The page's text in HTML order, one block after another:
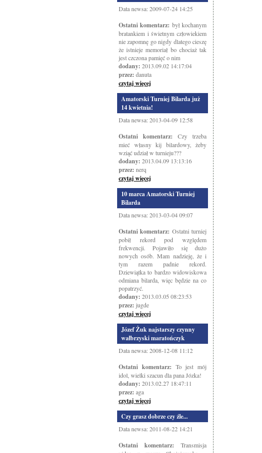
Data newsa: 2009-07-24 14:25
Ostatni komentarz: był kochanym
bratankiem i świetnym człowiekiem
nie zapomnę go nigdy dlatego cieszę
że istnieje memoriał bo chociaż tak
jest czczona pamięć o nim
dodany: 2013.09.02 14:17:04
przez: danuta
czytaj więcej
Amatorski Turniej Bilarda już
14 kwietnia!
Data newsa: 2013-04-09 12:58
Ostatni komentarz: Czy trzeba
mieć własny kij bilardowy, żeby
wziąć udział w turnieju???
dodany: 2013.04.09 13:13:16
przez: nerq
czytaj więcej
10 marca Amatorski Turniej
Bilarda
Data newsa: 2013-03-04 09:07
Ostatni komentarz: Ostatni turniej
pobił rekord pod względem
frekwencji. Pojawiło się dużo
nowych osób. Mam nadzieję, że i
tym razem padnie rekord.
Dziewiątka to bardzo widowiskowa
odmiana bilarda, więc będzie na co
popatrzyć.
dodany: 2013.03.05 08:23:53
przez: jugde
czytaj więcej
Józef Żuk najstarszy czynny
wałbrzyski maratończyk
Data newsa: 2008-12-08 11:12
Ostatni komentarz: To jest mój
idol, wielki szacun dla pana Józka!
dodany: 2013.02.27 18:47:11
przez: aga
czytaj więcej
Czy grasz dobrze czy źle...
Data newsa: 2011-08-22 14:21
Ostatni komentarz: Transmisja